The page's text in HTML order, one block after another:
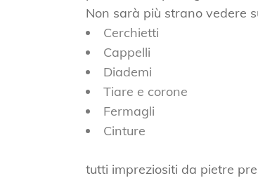
Non sarà più strano vedere
Cerchietti
Cappelli
Diademi
Tiare e corone
Fermagli
Cinture
tutti impreziositi da pietre